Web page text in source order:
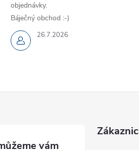
26.7.2026
objednávky.
Báječný obchod :-)